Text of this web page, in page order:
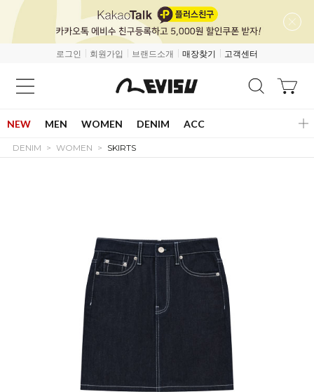
로그인 회원가입 브랜드소개 매장찾기 고객센터
NEW MEN WOMEN DENIM ACC
DENIM WOMEN SKIRTS